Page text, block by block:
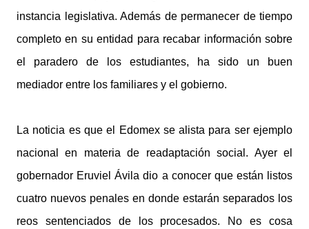
instancia legislativa. Además de permanecer de tiempo
completo en su entidad para recabar información sobre
el paradero de los estudiantes, ha sido un buen
mediador entre los familiares y el gobierno.
La noticia es que el Edomex se alista para ser ejemplo
nacional en materia de readaptación social. Ayer el
gobernador Eruviel Ávila dio a conocer que están listos
cuatro nuevos penales en donde estarán separados los
reos sentenciados de los procesados. No es cosa